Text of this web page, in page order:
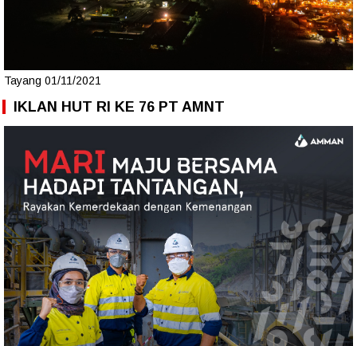
Tayang 01/11/2021
IKLAN HUT RI KE 76 PT AMNT